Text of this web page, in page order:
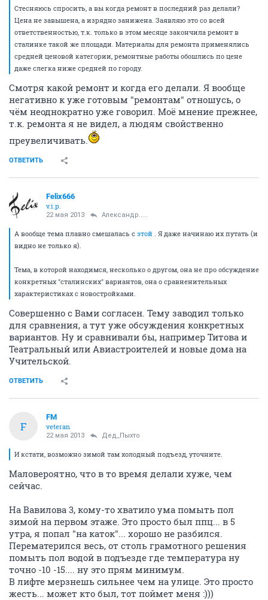
Стесняюсь спросить, а вы когда ремонт в последний раз делали?
Цена не завышена, а изрядно занижена. Заявляю это со всей
ответственностью, т.к. только в этом месяце закончила ремонт в
сталинке такой же площади. Материалы для ремонта применялись
средней ценовой категории, ремонтные работы обошлись по цене
даже слегка ниже средней по городу.
Смотря какой ремонт и когда его делали. Я вообще
негативно к уже готовым "ремонтам" отношусь, о
чём неоднократно уже говорил. Моё мнение прежнее,
т.к. ремонта я не видел, а людям свойственно
преувеличивать.
ОТВЕТИТЬ
Felix666
v.i.p.
22 мая 2013 Александр.....
А вообще тема плавно смешалась с этой . Я даже начинаю их путать (и
видно не только я).
Тема, в которой находимся, несколько о другом, она не про обсуждение
конкретных "сталинских" вариантов, она о сравненительных
характеристиках с новостройками.
Совершенно с Вами согласен. Тему заводил только
для сравнения, а тут уже обсуждения конкретных
вариантов. Ну и сравнивали бы, например Титова и
Театральный или Авиастроителей и новые дома на
Учительской.
ОТВЕТИТЬ
F
FM
veteran
22 мая 2013 Дед_Пыхто
И кстати, возможно зимой там холодный подъезд, уточните.
Маловероятно, что в то время делали хуже, чем
сейчас.
На Вавилова 3, кому-то хватило ума помыть пол
зимой на первом этаже. Это просто был ппц... в 5
утра, я попал "на каток"... хорошо не разбился.
Перематерился весь, от столь грамотного решения
помыть пол водой в подъезде где температура ну
точно -10 -15.... ну это прям минимум.
В лифте мерзнешь сильнее чем на улице. Это просто
жесть... может кто был, тот поймет меня :)))